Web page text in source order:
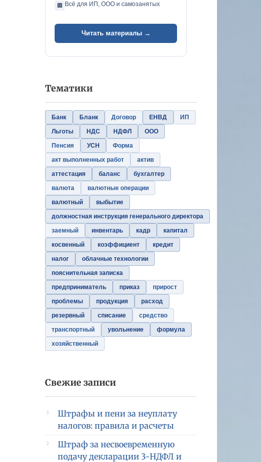
🏢 Всё для ИП, ООО и самозанятых
Читать материалы →
Тематики
Банк Бланк Договор ЕНВД
ИП
Льготы
НДС НДФЛ
ООО
Пенсия
УСН
Форма
акт выполненных работ
актив
аттестация
баланс
бухгалтер
валюта
валютные операции
валютный
выбытие
должностная инструкция генерального директора
заемный
инвентарь кадр
капитал
косвенный
коэффициент
кредит
налог
облачные технологии
пояснительная записка
предприниматель
приказ
прирост
проблемы
продукция
расход
резервный
списание
средство
транспортный
увольнение
формула
хозяйственный
Свежие записи
Штрафы и пени за неуплату
налогов: правила и расчеты
Штраф за несвоевременную
подачу декларации 3-НДФЛ и